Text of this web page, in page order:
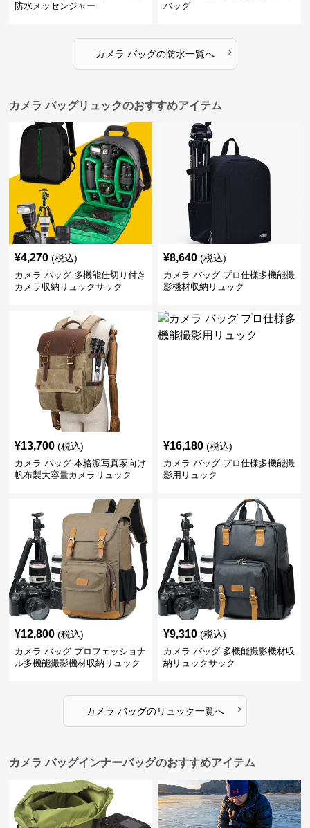
防水メッセンジャー
バッグ
カメラ バッグの防水一覧へ ›
カメラ バッグリュックのおすすめアイテム
¥4,270 (税込)
カメラ バッグ 多機能仕切り付き
カメラ収納リュックサック
¥8,640 (税込)
カメラ バッグ プロ仕様多機能撮
影機材収納リュック
¥13,700 (税込)
カメラ バッグ 本格派写真家向け
帆布製大容量カメラリュック
¥16,180 (税込)
カメラ バッグ プロ仕様多機能撮
影用リュック
¥12,800 (税込)
カメラ バッグ プロフェッショナ
ル多機能撮影機材収納リュック
¥9,310 (税込)
カメラ バッグ 多機能撮影機材収
納リュックサック
カメラ バッグのリュック一覧へ ›
カメラ バッグインナーバッグのおすすめアイテム